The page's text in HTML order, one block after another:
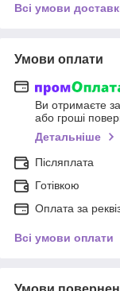
Всі умови
Умови оплати
Ви отримаєте
або гроші
Детальніше
Післяплата
Готівкою
Оплата за
Всі умови оплати